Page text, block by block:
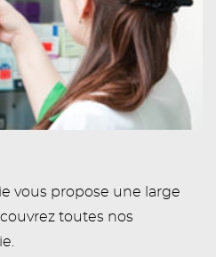
vous propose une large
toutes nos